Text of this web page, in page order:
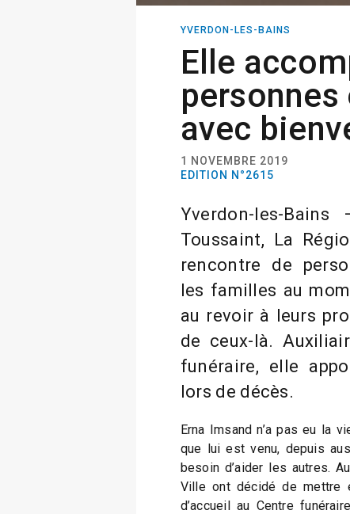
YVERDON-LES-BAINS
Elle
personnes
avec
1 NOVEMBRE 2019
EDITION N°2615
Yverdon-les-
Toussaint, La
rencontre de
les familles au
au revoir à leurs
de ceux-là.
funéraire, elle
lors de décès.
Erna Imsand n’a pas eu la
que lui est venu, depuis
besoin d’aider les autres.
Ville ont décidé de mettre
d’accueil au Centre